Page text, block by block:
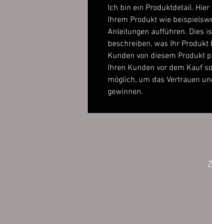
Ich bin ein Produktdetail.
Ihrem Produkt wie
Anleitungen aufführen. Dies
beschreiben, was Ihr
Kunden von diesem Produkt
Ihren Kunden vor dem Kauf
möglich, um das Vertrauen
gewinnen.